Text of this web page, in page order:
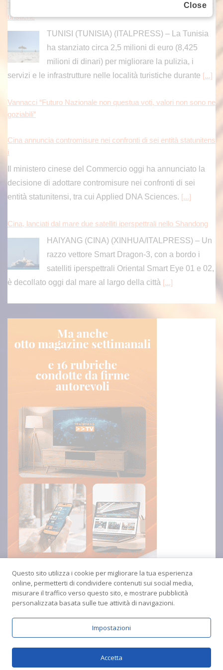
Tunisia, stanziati 2,5 milioni per rafforzare i servizi nelle località t
uristiche
TUNISI (TUNISIA) (ITALPRESS) – La Tunisia
ha stanziato circa 2,5 milioni di euro (8,425
milioni di dinari) per migliorare la pulizia, i
servizi e le infrastrutture nelle località turistiche durante [...]
Vannacci “Futuro Nazionale non questua voti, valori non sono ne
goziabili”
Cina annuncia contromisure nei confronti di sei entità statunitens
i
Il ministero cinese del Commercio oggi ha annunciato la
decisione di adottare contromisure nei confronti di sei
entità statunitensi, tra cui Applied DNA Sciences. [...]
Cina, lanciati dal mare due satelliti iperspettrali nello Shandong
HAIYANG (CINA) (XINHUA/ITALPRESS) – Un
razzo vettore Smart Dragon-3, con a bordo i
satelliti iperspettrali Oriental Smart Eye 01 e 02,
è decollato oggi dal mare al largo della città [...]
Close
Questo sito utilizza i cookie per migliorare la tua esperienza
online, permetterti di condividere contenuti sui social media,
misurare il traffico verso questo sito, e mostrare pubblicità
personalizzata basata sulle tue attività di navigazioni.
Impostazioni
Accetta